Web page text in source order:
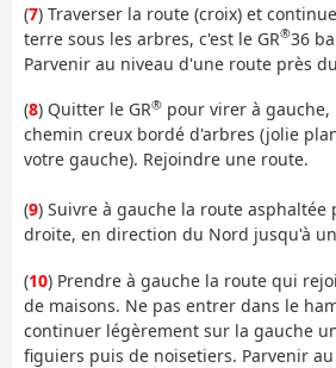
(7) Traverser la route (croix) et
terre sous les arbres, c'est le GR®36
Parvenir au niveau d'une route près
(8) Quitter le GR® pour virer à gauche,
chemin creux bordé d'arbres (jolie
votre gauche). Rejoindre une route.
(9) Suivre à gauche la route asphaltée
droite, en direction du Nord jusqu'à
(10) Prendre à gauche la route qui
de maisons. Ne pas entrer dans le
continuer légèrement sur la gauche
figuiers puis de noisetiers. Parvenir